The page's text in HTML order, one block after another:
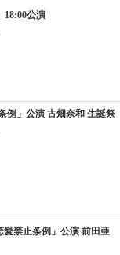
18:00公演
例」公演 古畑奈和 生誕祭
愛禁止条例」公演 前田亜